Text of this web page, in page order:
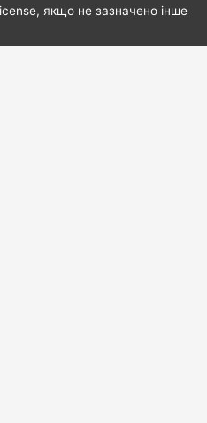
якщо не зазначено інше